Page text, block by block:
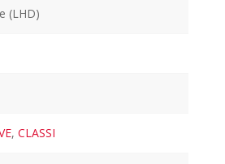
(LHD)
,CLASSI